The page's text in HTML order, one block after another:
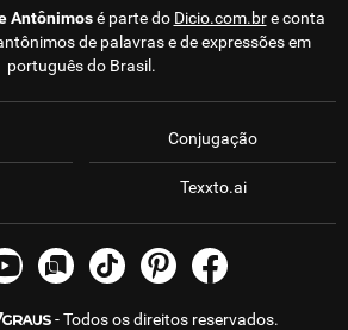
Antônimosé parte do Dicio.com.bre conta
de palavras e de expressões em
português do Brasil.
Conjugação
Texxto.ai
- Todos os direitos reservados.